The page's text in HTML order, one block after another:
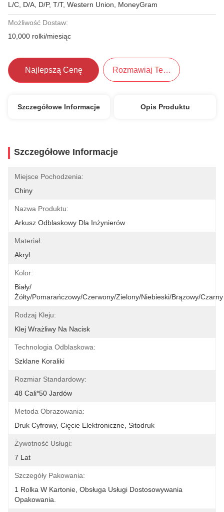
L/C, D/A, D/P, T/T, Western Union, MoneyGram
Możliwość Dostaw:
10,000 rolki/miesiąc
Najlepszą Cenę Rozmawiaj Teraz.
Szczegółowe Informacje Opis Produktu
Szczegółowe Informacje
Miejsce Pochodzenia:
Chiny
Nazwa Produktu:
Arkusz Odblaskowy Dla Inżynierów
Materiał:
Akryl
Kolor:
Biały/
Żółty/pomarańczowy/czerwony/zielony/niebieski/brązowy/czarny
Rodzaj Kleju:
Klej Wrażliwy Na Nacisk
Technologia Odblaskowa:
Szklane Koraliki
Rozmiar Standardowy:
48 Cali*50 Jardów
Metoda Obrazowania:
Druk Cyfrowy, Cięcie Elektroniczne, Sitodruk
Żywotność Usługi:
7 Lat
Szczegóły Pakowania:
1 Rolka W Kartonie, Obsługa Usługi Dostosowywania
Opakowania.